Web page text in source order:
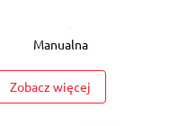
PL VAT 23%
Manualna
Zobacz więcej